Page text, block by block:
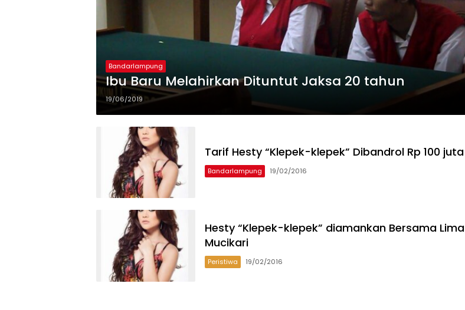
Bandarlampung
Ibu Baru Melahirkan Dituntut Jaksa 20 tahun
19/06/2019
Tarif Hesty “Klepek-klepek” Dibandrol Rp 100 juta
Bandarlampung 19/02/2016
Hesty “Klepek-klepek” diamankan Bersama Lima
Mucikari
Peristiwa 19/02/2016